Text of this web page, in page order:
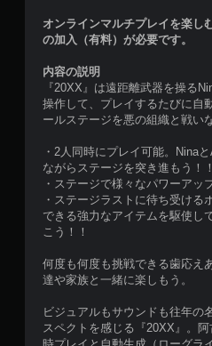
オンラインマルチプレイを楽
の加入（有料）が必要です。
内容の説明
『20XX』は遠距離武器を操る
操作して、プレイするたびに自
ールステージを悪の組織と戦い
・2人同時にプレイ可能。Nina
ながらステージを突き進もう！！
・ステージで様々なパワーアッ
・ステージラストに待ち受ける
できる強力なアイテムを駆使し
こう！！
何度も何度も挑戦できる歯応え
達や家族と一緒に楽しもう。
ビジュアルもサウンドも往年の
スペクトを感じる『20XX』。